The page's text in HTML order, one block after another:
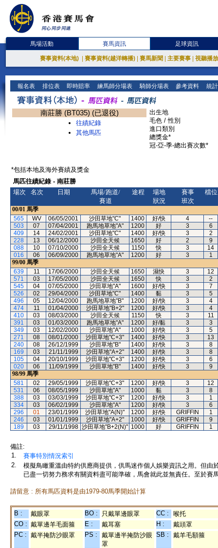
馬場活動 賽馬資訊 足球資訊
賽事資料(本地) 賽事資料(越洋轉播) 賽馬新聞 主要賽事 視聽播
報名表 排位表 即時賠率 練馬師分場表 騎師分場表 參考資料 統
南莊勝 (BT035) (已退役)
往績紀錄
其他馬匹
出生地
毛色 / 性別
進口類別
總獎金*
冠-亞-季-總出賽次數*
*包括本地及海外賽績及獎金
馬匹往績紀錄 - 南莊勝
場次
名次 日期
馬場/跑道/
賽道
途程
場地
狀況
賽事
班次
檔位
00/01 馬季
565
WV 06/05/2001 沙田草地"C" 1400 好/快 4
--
503
07 07/04/2001 跑馬地草地"A" 1200 好 3
6
409
14 24/02/2001 沙田草地"C" 1400 好/快 3
2
228
13 06/12/2000 沙田全天候 1650 好 2
9
088
10 07/10/2000 沙田全天候 1150 快 3
14
016
06 06/09/2000 跑馬地草地"A" 1200 好 3
1
99/00 馬季
639
11 17/06/2000 沙田全天候 1650 濕快 3
12
571
03 17/05/2000 沙田全天候 1650 快 3
2
545
04 07/05/2000 沙田草地"A" 1600 好/快 3
7
526
02 29/04/2000 沙田草地"C" 1400 黏 3
5
496
05 12/04/2000 跑馬地草地"B" 1200 好/快 3
4
474
11 01/04/2000 沙田草地"B+2" 1200 好/快 3
4
410
03 08/03/2000 沙田全天候 1150 快 3
11
391
03 01/03/2000 跑馬地草地"A" 1200 好/黏 3
3
349
03 12/02/2000 沙田草地"A" 1000 好/快 3
5
271
08 08/01/2000 沙田草地"C+3" 1400 好/快 3
13
240
08 26/12/1999 沙田草地"B" 1400 好/快 3
8
169
03 21/11/1999 沙田草地"A+2" 1400 好/快 3
8
105
04 20/10/1999 沙田草地"C+3" 1200 好/快 3
6
020
06 11/09/1999 沙田草地"B" 1400 好/快 3
9
98/99 馬季
581
02 29/05/1999 沙田草地"C+3" 1200 好/快 3
12
531
06 08/05/1999 沙田草地"A" 1000 黏 3
8
388
03 03/03/1999 沙田草地"C+3" 1200 好/快 3
1
334
03 06/02/1999 沙田草地"A" 1200 好/快 3
6
296
01 23/01/1999 沙田草地"A(N)" 1200 好/快 GRIFFIN
1
246
03 01/01/1999 沙田草地"A+2" 1000 好/快 GRIFFIN
9
189
03 29/11/1998 沙田草地"B+2(N)" 1000 好 GRIFFIN 1
備註:
1.
賽事特別情況索引
2.
模擬鳥瞰重溫由特約供應商提供，供馬迷作個人娛樂資訊之用。但
已盡一切努力務求有關資料盡可能準確，馬會就此並無責任。至於賽
請留意 : 所有馬匹資料是由1979-80馬季開始計算
B : 戴眼罩 BO : 只戴單邊眼罩 CC :
喉托
CO : 戴單邊羊毛面箍 E : 戴耳塞 H :
戴頭罩
PC : 戴半掩防沙眼罩 PS :
戴單邊半掩防沙眼
罩
SB : 戴羊毛額箍